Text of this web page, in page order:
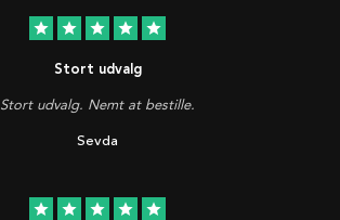
star star star star star
Stort udvalg
Stort udvalg. Nemt at bestille.
Sevda
star star star star star